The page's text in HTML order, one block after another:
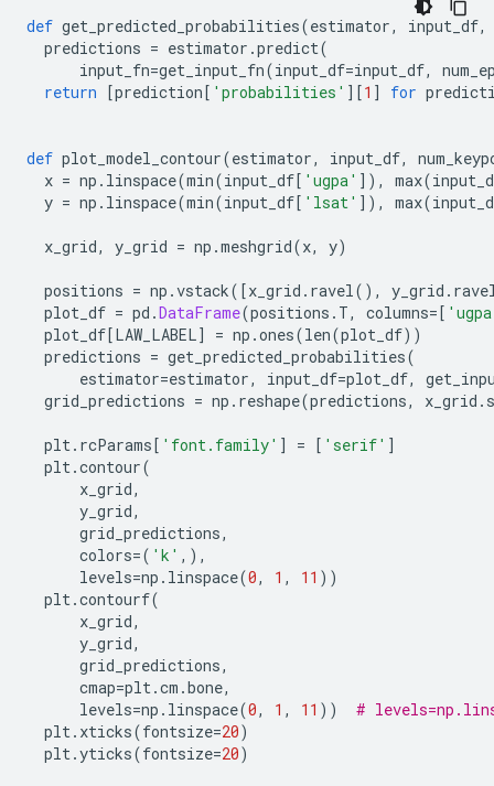
def get_predicted_probabilities(estimator, input_df,
predictions = estimator .predict(
input_fn=get_input_fn(input_df=input_df,
return [prediction[ 'probabilities' ][1 ] for
def plot_model_contour(estimator, input_df,
x = np . linspace(min(input_df[ 'ugpa' ]), max(
y = np . linspace(min(input_df[ 'lsat' ]), max(
x_grid, y_grid = np .meshgrid(x, y)
positions = np .vstack([x_grid . ravel(), y_grid .
plot_df = pd .DataFrame(positions . T, columns=[
plot_df[LAW_LABEL] = np .ones(len(plot_df))
predictions = get_predicted_probabilities(
estimator=estimator, input_df=plot_df,
grid_predictions = np . reshape(predictions, x_grid .
plt. rcParams[ 'font.family' ] = [ 'serif' ]
plt.contour(
x_grid,
y_grid,
grid_predictions,
colors=( 'k' ,),
levels=np . linspace(0, 1 , 11 ))
plt.contourf(
x_grid,
y_grid,
grid_predictions,
cmap=plt.cm .bone,
levels=np . linspace(0, 1 , 11 ))
#
plt. xticks(fontsize=20)
plt.yticks(fontsize=20)